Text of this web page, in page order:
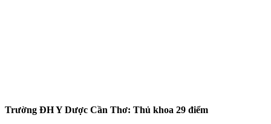
Trường ĐH Y Dược Cần Thơ: Thủ khoa 29 điểm